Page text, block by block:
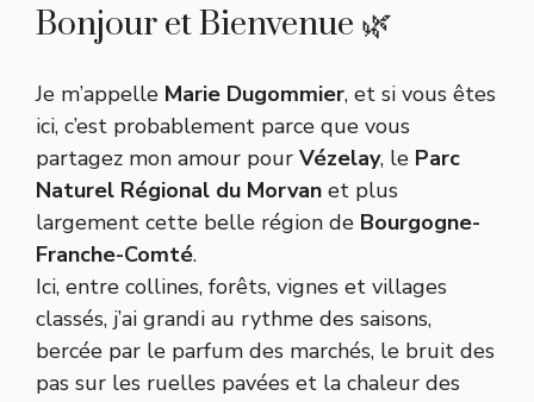
Bonjour et Bienvenue 🌿
Je m’appelle Marie Dugommier, et si vous êtes
ici, c’est probablement parce que vous
partagez mon amour pour Vézelay, le Parc
Naturel Régional du Morvan et plus
largement cette belle région de Bourgogne-
Franche-Comté.
Ici, entre collines, forêts, vignes et villages
classés, j’ai grandi au rythme des saisons,
bercée par le parfum des marchés, le bruit des
pas sur les ruelles pavées et la chaleur des